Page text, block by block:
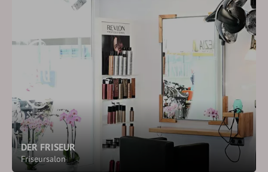
DER FRISEUR
Friseursalon